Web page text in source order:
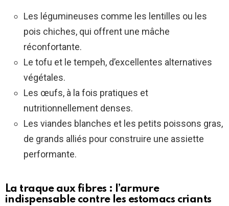
Les légumineuses comme les lentilles ou les
pois chiches, qui offrent une mâche
réconfortante.
Le tofu et le tempeh, d’excellentes alternatives
végétales.
Les œufs, à la fois pratiques et
nutritionnellement denses.
Les viandes blanches et les petits poissons gras,
de grands alliés pour construire une assiette
performante.
La traque aux fibres : l’armure
indispensable contre les estomacs criants